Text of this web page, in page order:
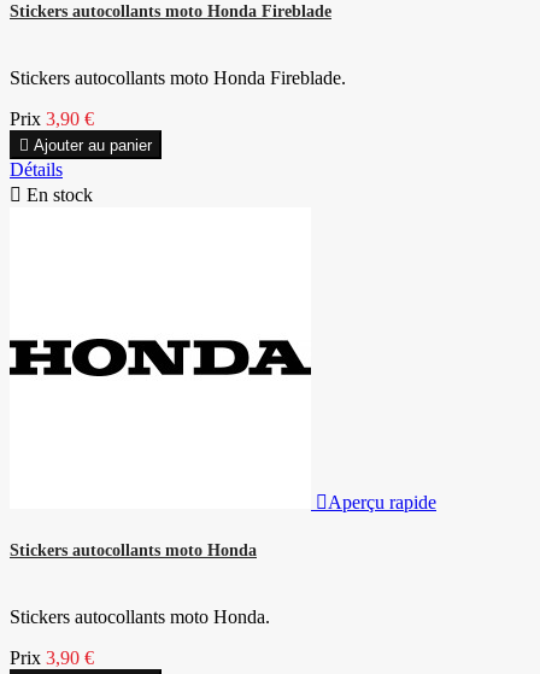
Stickers autocollants moto Honda Fireblade
Stickers autocollants moto Honda Fireblade.
Prix 3,90 €
 Ajouter au panier
Détails
 En stock
Aperçu rapide
Stickers autocollants moto Honda
Stickers autocollants moto Honda.
Prix 3,90 €